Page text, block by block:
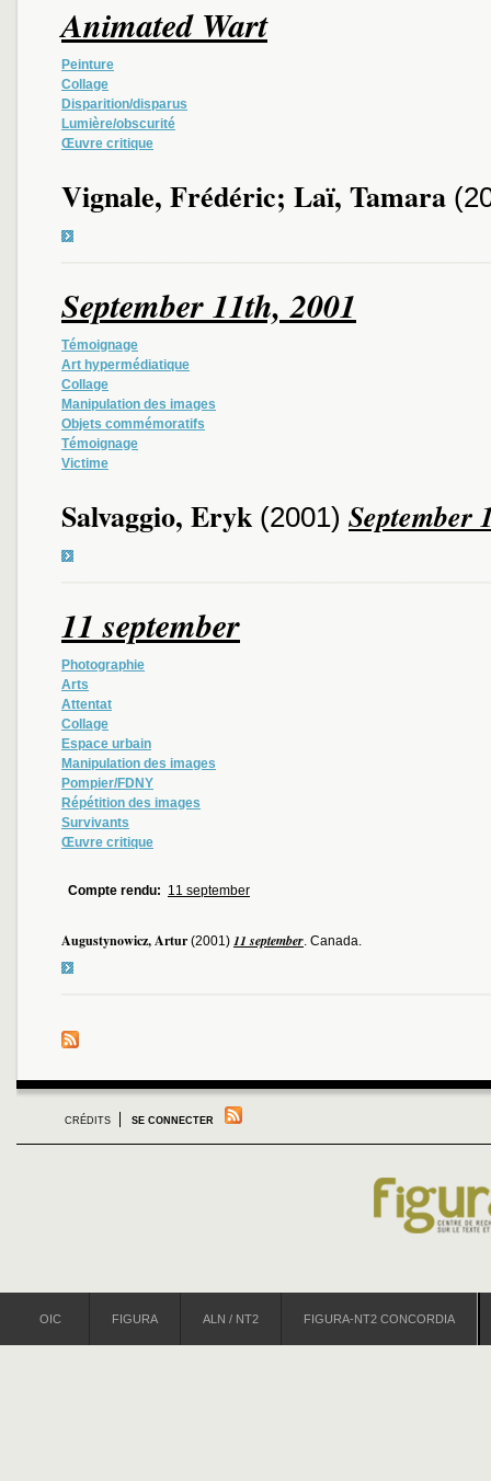
Animated Wart
Peinture
Collage
Disparition/disparus
Lumière/obscurité
Œuvre critique
Vignale, Frédéric; Laï, Tamara
September 11th, 2001
Témoignage
Art hypermédiatique
Collage
Manipulation des images
Objets commémoratifs
Témoignage
Victime
Salvaggio, Eryk (2001) September
11 september
Photographie
Arts
Attentat
Collage
Espace urbain
Manipulation des images
Pompier/FDNY
Répétition des images
Survivants
Œuvre critique
Compte rendu: 11 september
Augustynowicz, Artur (2001) 11 september. Canada.
CRÉDITS SE CONNECTER
OIC FIGURA ALN / NT2 FIGURA-NT2 CONCORDIA